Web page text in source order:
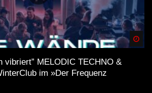
vibriert” MELODIC TECHNO &
im »Der Frequenz